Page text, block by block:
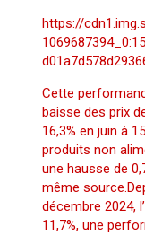
https://
Cette
baisse des prix
16,3% en juin à
produits non
une hausse de
même
décembre 2024,
11,7%, une